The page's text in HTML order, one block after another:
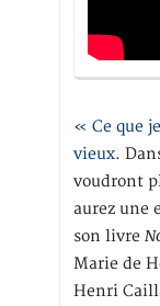
« Ce que
vieux.
voudront
aurez une
son livre
Marie de
Henri